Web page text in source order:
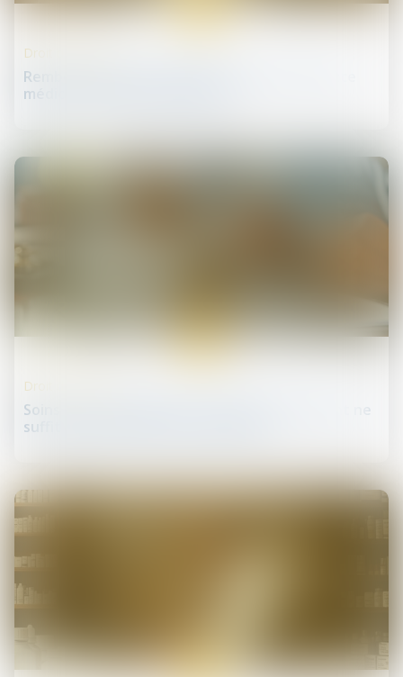
Remboursement suspect d’un soin ou d’un acte
médical : comment le signaler ?
Droit de la santé
Soins sans consentement : la fugue du patient ne
suffit pas à justifier une mainlevée
Droit de la santé